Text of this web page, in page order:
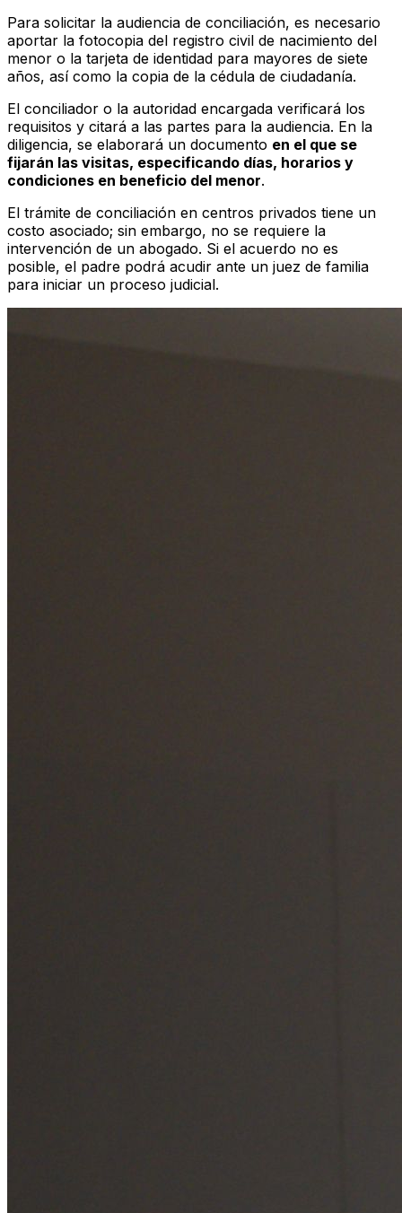
Para solicitar la audiencia de conciliación, es necesario
aportar la fotocopia del registro civil de nacimiento del
menor o la tarjeta de identidad para mayores de siete
años, así como la copia de la cédula de ciudadanía.
El conciliador o la autoridad encargada verificará los
requisitos y citará a las partes para la audiencia. En la
diligencia, se elaborará un documento en el que se
fijarán las visitas, especificando días, horarios y
condiciones en beneficio del menor.
El trámite de conciliación en centros privados tiene un
costo asociado; sin embargo, no se requiere la
intervención de un abogado. Si el acuerdo no es
posible, el padre podrá acudir ante un juez de familia
para iniciar un proceso judicial.